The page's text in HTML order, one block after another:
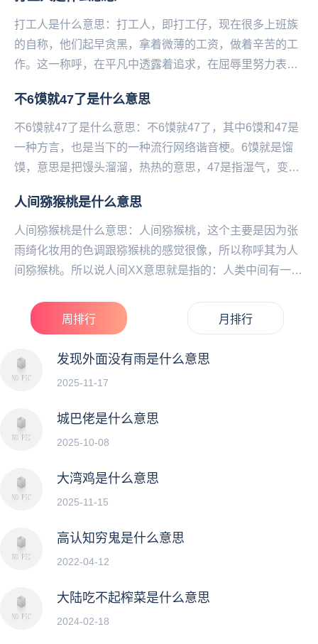
打工人是什么意思：打工人，即打工仔，现在很多上班族
的自称，他们起早贪黑，拿着微薄的工资，做着辛苦的工
作。这一称呼，在平凡中透露着追求，在屈辱里努力表现
不6馍就47了是什么意思
不6馍就47了是什么意思：不6馍就47了，其中6馍和47是
一种方言，也是当下的一种流行网络谐音梗。6馍就是馏
馍，意思是把馒头溜溜，热热的意思，47是指湿气，变味
人间猕猴桃是什么意思
人间猕猴桃是什么意思：人间猕猴桃，这个主要是因为张
雨绮化妆用的色调跟猕猴桃的感觉很像，所以称呼其为人
间猕猴桃。所以说人间XX意思就是指的：人类中间有一个
周排行 月排行
发现外面没有雨是什么意思
2025-11-17
城巴佬是什么意思
2025-10-08
大湾鸡是什么意思
2025-11-15
高认知穷鬼是什么意思
2022-04-12
大陆吃不起榨菜是什么意思
2024-02-18